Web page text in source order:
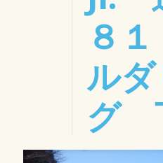
８
ル
グ